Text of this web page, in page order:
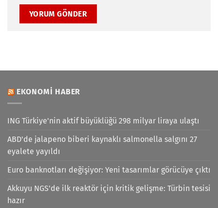
EKONOMI HABER
ING Türkiye'nin aktif büyüklüğü 298 milyar liraya ulaştı
ABD'de jalapeno biberi kaynaklı salmonella salgını 27
eyalete yayıldı
Euro banknotları değişiyor: Yeni tasarımlar görücüye çıktı
Akkuyu NGS'de ilk reaktör için kritik gelişme: Türbin tesisi
hazır